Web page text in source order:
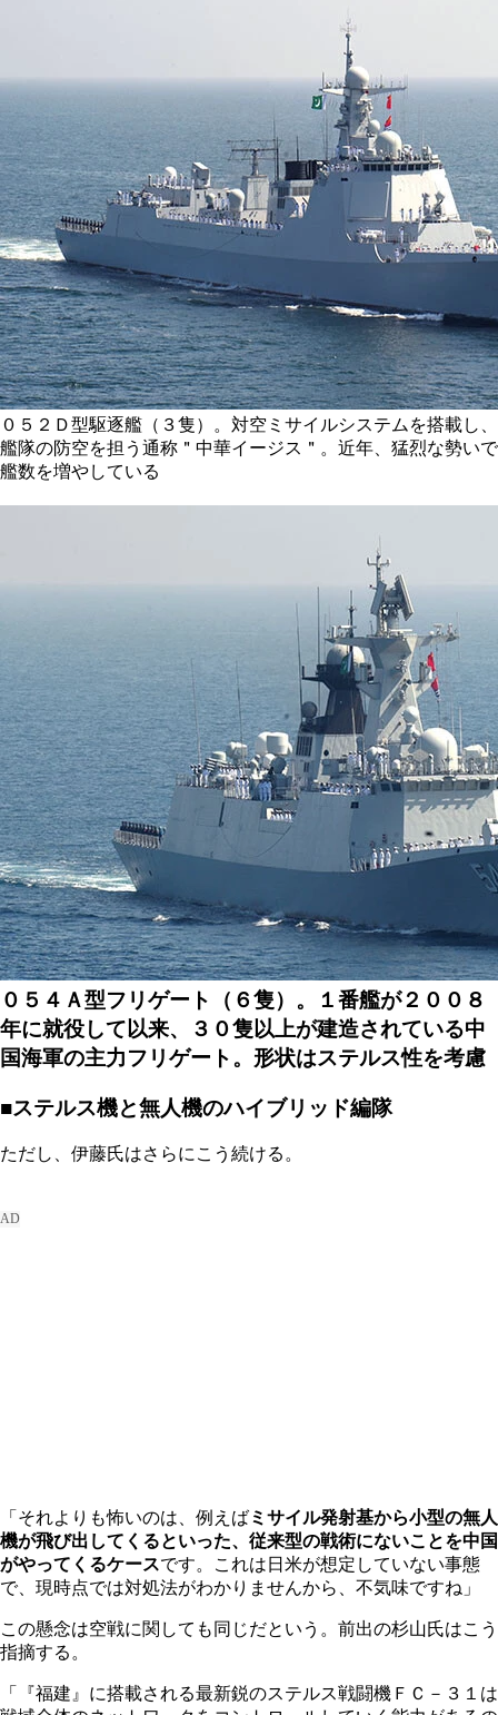
０５２Ｄ型駆逐艦（３隻）。対空ミサイルシステムを搭載し、
艦隊の防空を担う通称＂中華イージス＂。近年、猛烈な勢いで
艦数を増やしている
０５４Ａ型フリゲート（６隻）。１番艦が２００８
年に就役して以来、３０隻以上が建造されている中
国海軍の主力フリゲート。形状はステルス性を考慮
■ステルス機と無人機のハイブリッド編隊
ただし、伊藤氏はさらにこう続ける。
「それよりも怖いのは、例えばミサイル発射基から小型の無人
機が飛び出してくるといった、従来型の戦術にないことを中国
がやってくるケースです。これは日米が想定していない事態
で、現時点では対処法がわかりませんから、不気味ですね」
この懸念は空戦に関しても同じだという。前出の杉山氏はこう
指摘する。
「『福建』に搭載される最新鋭のステルス戦闘機ＦＣ－３１は